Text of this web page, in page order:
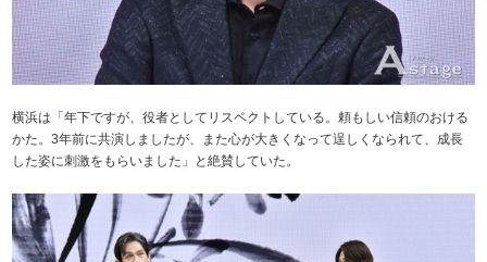
横浜は「年下ですが、役者としてリスペクトしている。頼もしい信頼のおける
かた。3年前に共演しましたが、また心が大きくなって逞しくなられて、成長
した姿に刺激をもらいました」と絶賛していた。